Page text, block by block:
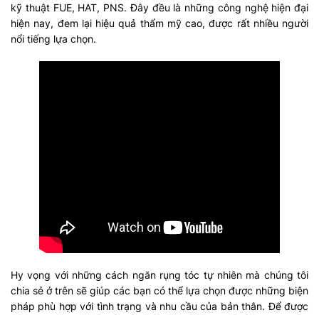
kỹ thuật FUE, HAT, PNS. Đây đều là những công nghệ hiện đại
hiện nay, đem lại hiệu quả thẩm mỹ cao, được rất nhiều người
nổi tiếng lựa chọn.
Hy vọng với những cách ngăn rụng tóc tự nhiên mà chúng tôi
chia sẻ ở trên sẽ giúp các bạn có thể lựa chọn được những biện
pháp phù hợp với tình trạng và nhu cầu của bản thân. Để được